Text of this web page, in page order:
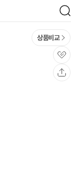
검
색
상품비교
관
심